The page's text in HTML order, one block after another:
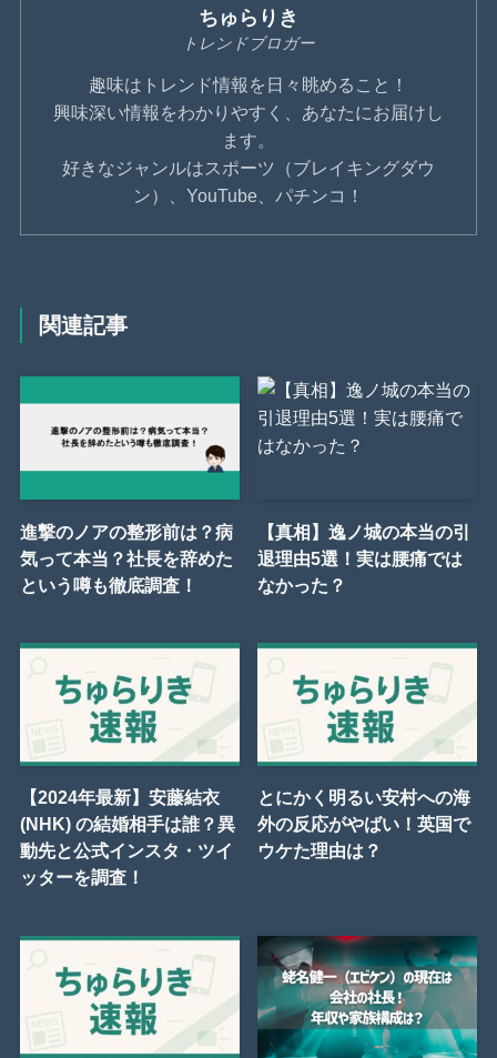
ちゅらりき
トレンドブロガー
趣味はトレンド情報を日々眺めること！
興味深い情報をわかりやすく、あなたにお届けし
ます。
好きなジャンルはスポーツ（ブレイキングダウ
ン）、YouTube、パチンコ！
関連記事
進撃のノアの整形前は？病
気って本当？社長を辞めた
という噂も徹底調査！
【真相】逸ノ城の本当の引
退理由5選！実は腰痛では
なかった？
【2024年最新】安藤結衣
(NHK) の結婚相手は誰？異
動先と公式インスタ・ツイ
ッターを調査！
とにかく明るい安村への海
外の反応がやばい！英国で
ウケた理由は？